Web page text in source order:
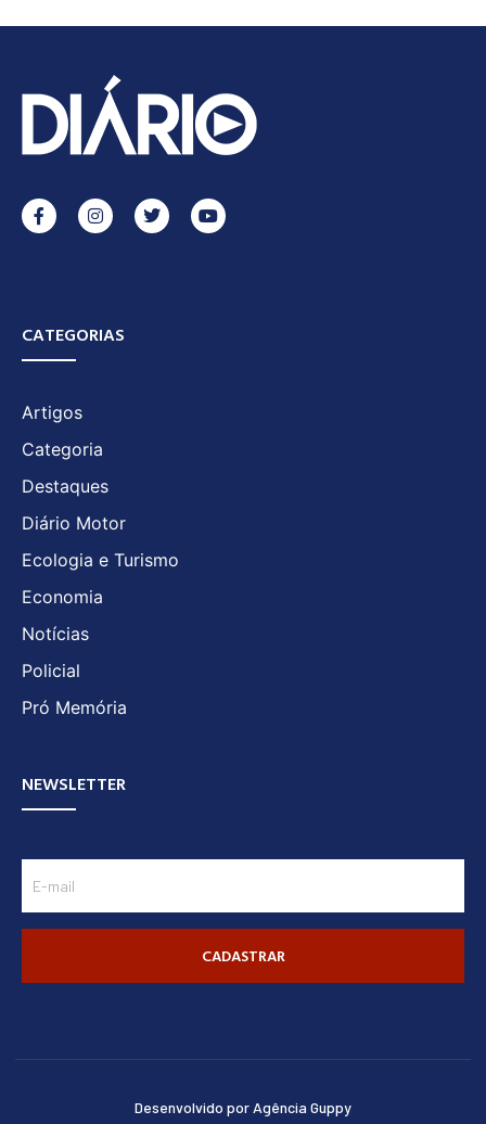
CATEGORIAS
Artigos
Categoria
Destaques
Diário Motor
Ecologia e Turismo
Economia
Notícias
Policial
Pró Memória
NEWSLETTER
CADASTRAR
Desenvolvido por Agência Guppy